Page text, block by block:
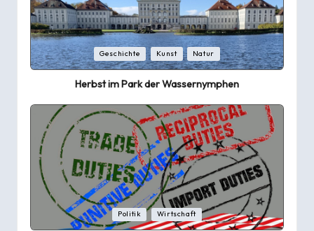
Posted
in
Geschichte Kunst Natur
Herbst im Park der Wassernymphen
Posted
Politik Wirtschaft